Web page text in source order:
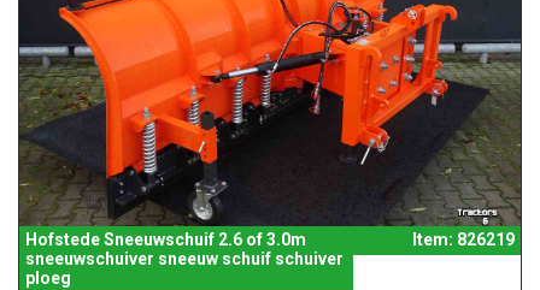
Hofstede Sneeuwschuif 2.6 of 3.0m
sneeuwschuiver sneeuw schuif schuiver
ploeg
Item: 826219